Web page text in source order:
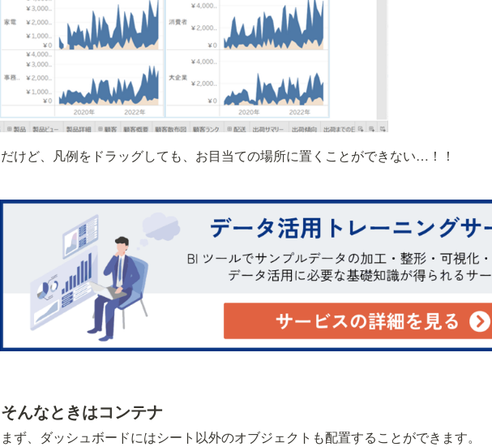
だけど、凡例をドラッグしても、お目当ての場所に置くことができない…！！
そんなときはコンテナ
まず、ダッシュボードにはシート以外のオブジェクトも配置することができます。